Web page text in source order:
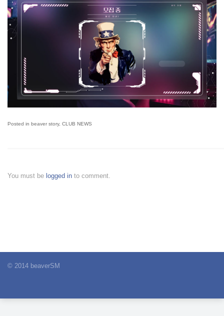
Posted in beaver story, CLUB NEWS
You must be logged in to comment.
© 2014 beaverSM